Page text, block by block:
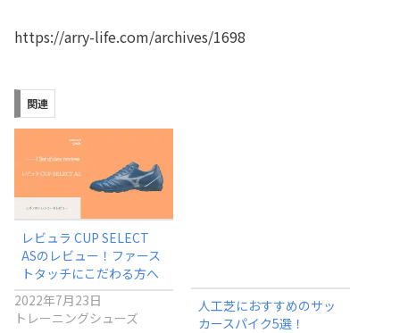
https://arry-life.com/archives/1698
関連
レビュラ CUP SELECT
ASのレビュー！ファース
トタッチにこだわる方へ
2022年7月23日
トレーニングシューズ
人工芝におすすめのサッ
カースパイク5選！